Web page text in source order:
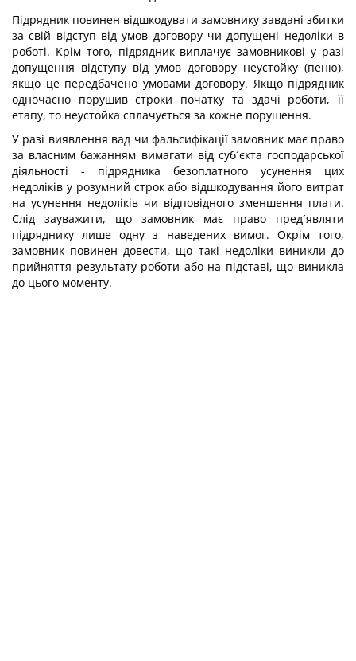
Підрядник повинен відшкодувати замовнику завдані збитки
за свій відступ від умов договору чи допущені недоліки в
роботі. Крім того, підрядник виплачує замовникові у разі
допущення відступу від умов договору неустойку (пеню),
якщо це передбачено умовами договору. Якщо підрядник
одночасно порушив строки початку та здачі роботи, її
етапу, то неустойка сплачується за кожне порушення.
У разі виявлення вад чи фальсифікації замовник має право
за власним бажанням вимагати від суб´єкта господарської
діяльності - підрядника безоплатного усунення цих
недоліків у розумний строк або відшкодування його витрат
на усунення недоліків чи відповідного зменшення плати.
Слід зауважити, що замовник має право пред´являти
підряднику лише одну з наведених вимог. Окрім того,
замовник повинен довести, що такі недоліки виникли до
прийняття результату роботи або на підставі, що виникла
до цього моменту.